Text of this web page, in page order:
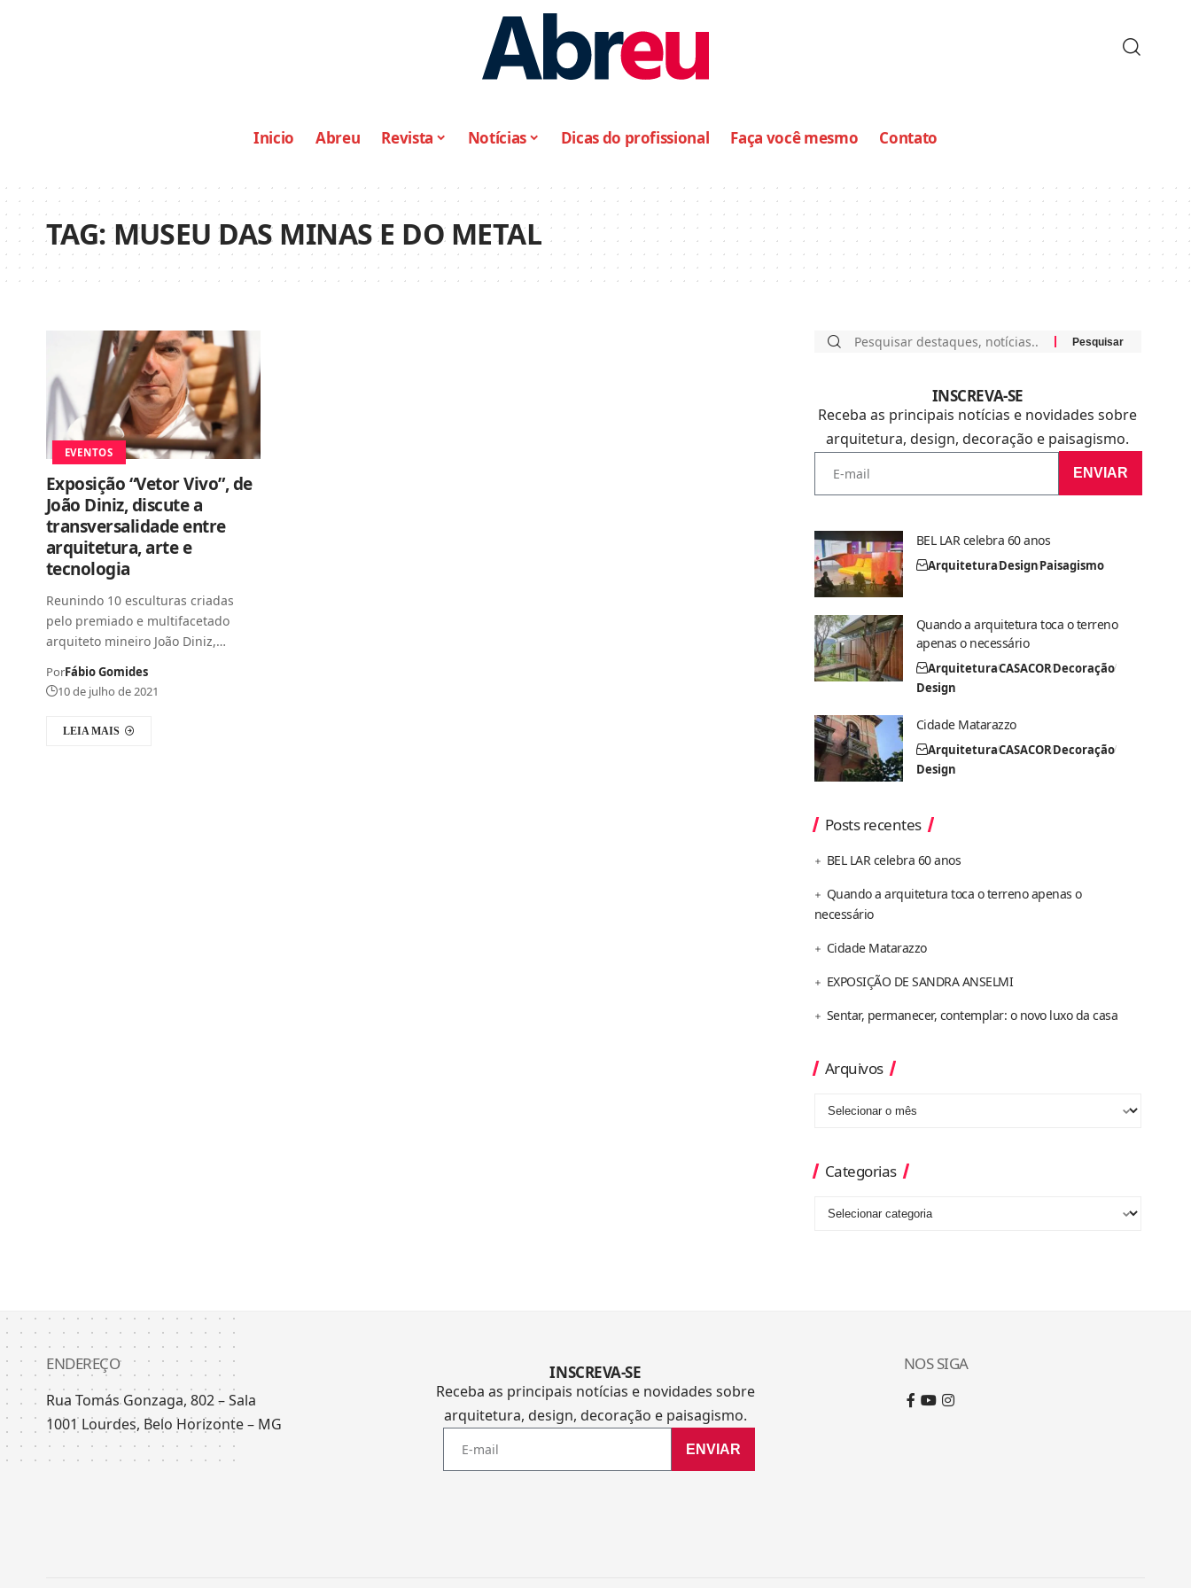
Inicio Abreu Revista Notícias Dicas do profissional Faça você mesmo Contato
TAG:MUSEU DAS MINAS E DO METAL
EVENTOS
Exposição “Vetor Vivo”, de
João Diniz, discute a
transversalidade entre
arquitetura, arte e
tecnologia
Reunindo 10 esculturas criadas
pelo premiado e multifacetado
arquiteto mineiro João Diniz,…
PorFábio Gomides
10 de julho de 2021
LEIA MAIS
INSCREVA-SE
Receba as principais notícias e novidades sobre
arquitetura, design, decoração e paisagismo.
ENVIAR
BEL LAR celebra 60 anos
ArquiteturaDesignPaisagismo
Quando a arquitetura toca o terreno
apenas o necessário
ArquiteturaCASACORDecoração
Design
Cidade Matarazzo
ArquiteturaCASACORDecoração
Design
Posts recentes
BEL LAR celebra 60 anos
Quando a arquitetura toca o terreno apenas o
necessário
Cidade Matarazzo
EXPOSIÇÃO DE SANDRA ANSELMI
Sentar, permanecer, contemplar: o novo luxo da casa
Arquivos
Categorias
ENDEREÇO
Rua Tomás Gonzaga, 802 – Sala
1001 Lourdes, Belo Horizonte – MG
INSCREVA-SE
Receba as principais notícias e novidades sobre
arquitetura, design, decoração e paisagismo.
ENVIAR
NOS SIGA